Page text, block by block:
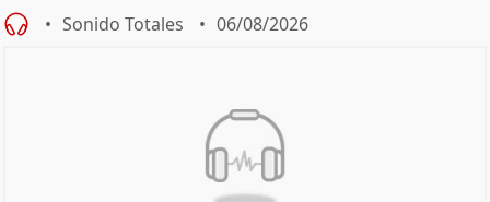
Sonido Totales 06/08/2026